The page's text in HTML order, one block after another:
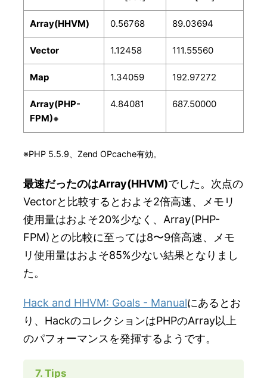
Array(HHVM) 0.56768 89.03694
Vector 1.12458 111.55560
Map 1.34059 192.97272
Array(PHP-
FPM)※
4.84081 687.50000
※PHP 5.5.9、Zend OPcache有効。
最速だったのはArray(HHVM)でした。次点の
Vectorと比較するとおよそ2倍高速、メモリ
使用量はおよそ20%少なく、Array(PHP-
FPM)との比較に至っては8〜9倍高速、メモ
リ使用量はおよそ85%少ない結果となりまし
た。
Hack and HHVM: Goals - Manualにあるとお
り、HackのコレクションはPHPのArray以上
のパフォーマンスを発揮するようです。
7. Tips